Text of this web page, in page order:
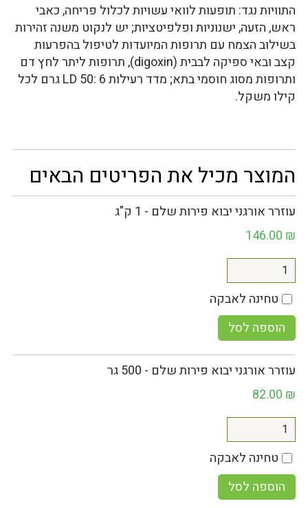
התוויות נגד: תופעות לוואי עשויות לכלול פריחה, כאבי
ראש, הזעה, ישנוניות ופלפיטציות; יש לנקוט משנה זהירות
בשילוב הצמח עם תרופות המיועדות לטיפול בהפרעות
קצב ובאי ספיקה לבבית (digoxin), תרופות ליתר לחץ דם
ותרופות מסוג חוסמי בתא; מדד רעילות LD 50: 6 גרם לכל
קילו משקל.
המוצר מכיל את הפריטים הבאים
עוזרר אורגני יבוא פירות שלם - 1 ק"ג
146.00 ₪
טחינה לאבקה
הוספה לסל
עוזרר אורגני יבוא פירות שלם - 500 גר
82.00 ₪
טחינה לאבקה
הוספה לסל